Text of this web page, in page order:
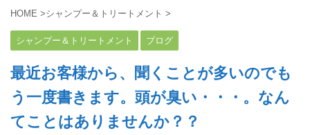
HOME >シャンプー＆トリートメント >
シャンプー＆トリートメント ブログ
最近お客様から、聞くことが多いのでも
う一度書きます。頭が臭い・・・。なん
てことはありませんか？？